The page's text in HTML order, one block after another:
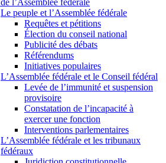
l’Assemblée fédérale
Le peuple et l’Assemblée fédérale
Requêtes et pétitions
Élection du conseil national
Publicité des débats
Référendums
Initiatives populaires
L’Assemblée fédérale et le Conseil fédéral
Levée de l’immunité et suspension
provisoire
Constatation de l’incapacité à
exercer une fonction
Interventions parlementaires
L’Assemblée fédérale et les tribunaux
fédéraux